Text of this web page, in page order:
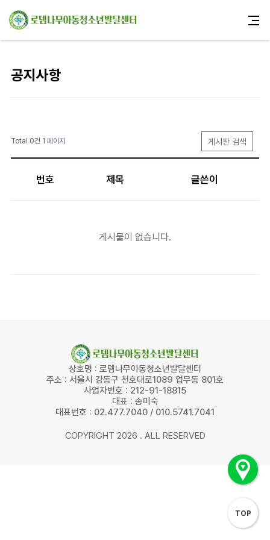
TOP
공지사항
Total 0건 1 페이지 게시판 검색
번호 제목 글쓴이
게시물이 없습니다.
상호명 : 로뎀나무아동청소년발달센터
주소 : 서울시 강동구 천호대로1089 업무동 801호
사업자번호 : 212-91-18815
대표 : 송미숙
대표번호 : 02.477.7040 / 010.5741.7041
COPYRIGHT 2026 . ALL RESERVED